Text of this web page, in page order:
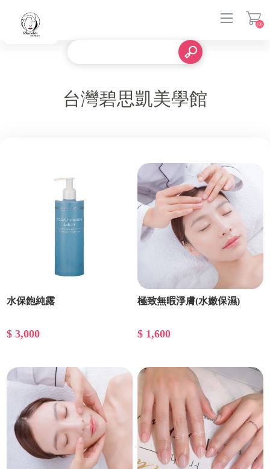
(0)
台灣碧思凱美學館
水保飽純露
$ 3,000
極致無暇淨膚(水嫩保濕)
$ 1,600